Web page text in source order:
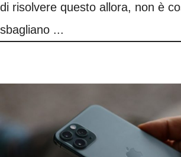
di risolvere questo allora, non è
sbagliano ...